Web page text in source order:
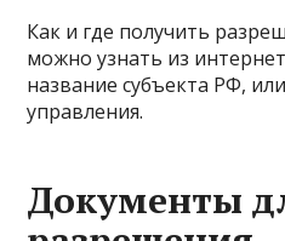
Как и где получить
можно узнать из
название субъекта РФ,
управления.
Документы